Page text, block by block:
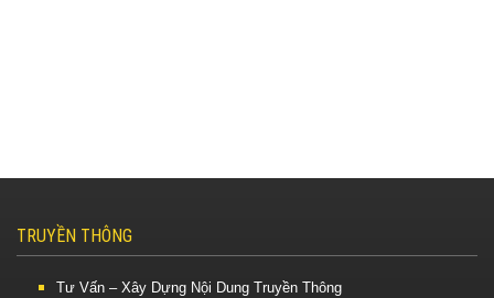
TRUYỀN THÔNG
Tư Vấn – Xây Dựng Nội Dung Truyền Thông